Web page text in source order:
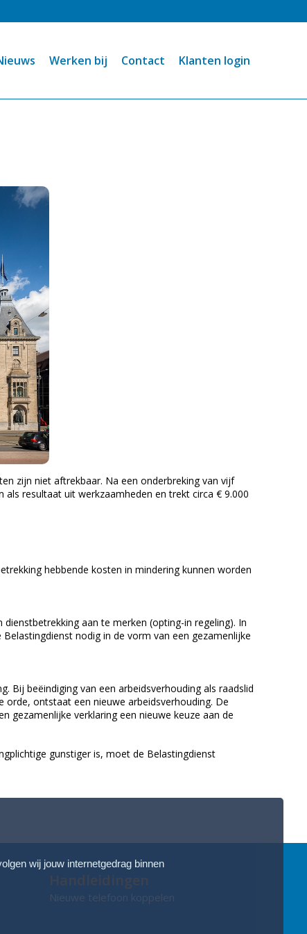
Werken bij Contact Klanten login
zijn niet aftrekbaar. Na een onderbreking van vijf
resultaat uit werkzaamheden en trekt circa € 9.000
hebbende kosten in mindering kunnen worden
aan te merken (opting-in regeling). In
nodig in de vorm van een gezamenlijke
Bij beëindiging van een arbeidsverhouding als raadslid
ontstaat een nieuwe arbeidsverhouding. De
gezamenlijke verklaring een nieuwe keuze aan de
gunstiger is, moet de Belastingdienst
Handleidingen
Nieuwe telefoon koppelen
wij jouw internetgedrag binnen